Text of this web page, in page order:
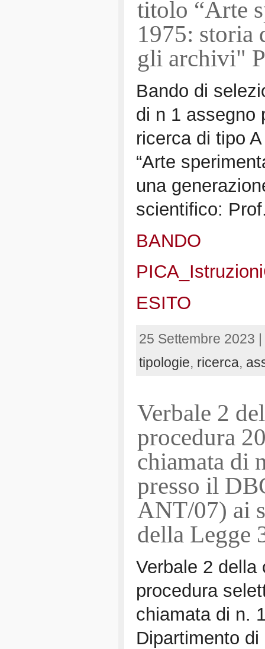
titolo “Arte
1975: storia
gli archivi"
Bando di
di n 1 assegno
ricerca di tipo
“Arte
una
scientifico:
BANDO
ESITO
25 Settembre 2023 |
tipologie, ricerca,
Verbale 2
procedura
chiamata di
presso il
ANT/07) ai
della Legge
Verbale 2 della
procedura
chiamata di n.
Dipartimento